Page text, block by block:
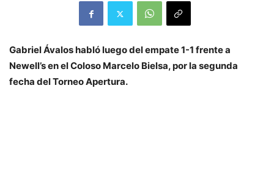
Gabriel Ávalos habló luego del empate 1-1 frente a
Newell’s en el Coloso Marcelo Bielsa, por la segunda
fecha del Torneo Apertura.